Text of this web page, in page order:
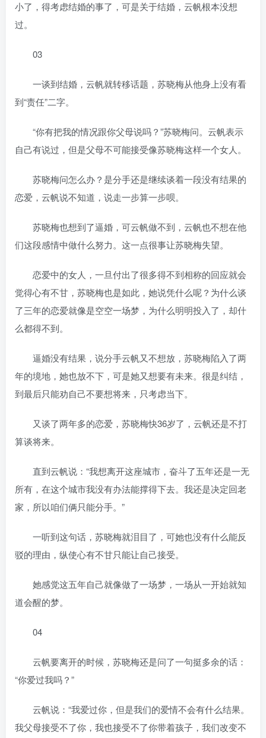
小了，得考虑结婚的事了，可是关于结婚，云帆根本没想
过。
03
一谈到结婚，云帆就转移话题，苏晓梅从他身上没有看
到“责任”二字。
“你有把我的情况跟你父母说吗？”苏晓梅问。云帆表示
自己有说过，但是父母不可能接受像苏晓梅这样一个女人。
苏晓梅问怎么办？是分手还是继续谈着一段没有结果的
恋爱，云帆说不知道，说走一步算一步呗。
苏晓梅也想到了逼婚，可云帆做不到，云帆也不想在他
们这段感情中做什么努力。这一点很事让苏晓梅失望。
恋爱中的女人，一旦付出了很多得不到相称的回应就会
觉得心有不甘，苏晓梅也是如此，她说凭什么呢？为什么谈
了三年的恋爱就像是空空一场梦，为什么明明投入了，却什
么都得不到。
逼婚没有结果，说分手云帆又不想放，苏晓梅陷入了两
年的境地，她也放不下，可是她又想要有未来。很是纠结，
到最后只能劝自己不要想将来，只考虑当下。
又谈了两年多的恋爱，苏晓梅快36岁了，云帆还是不打
算谈将来。
直到云帆说：“我想离开这座城市，奋斗了五年还是一无
所有，在这个城市我没有办法能撑得下去。我还是决定回老
家，所以咱们俩只能分手。”
一听到这句话，苏晓梅就泪目了，可她也没有什么能反
驳的理由，纵使心有不甘只能让自己接受。
她感觉这五年自己就像做了一场梦，一场从一开始就知
道会醒的梦。
04
云帆要离开的时候，苏晓梅还是问了一句挺多余的话：
“你爱过我吗？”
云帆说：“我爱过你，但是我们的爱情不会有什么结果。
我父母接受不了你，我也接受不了你带着孩子，我们改变不